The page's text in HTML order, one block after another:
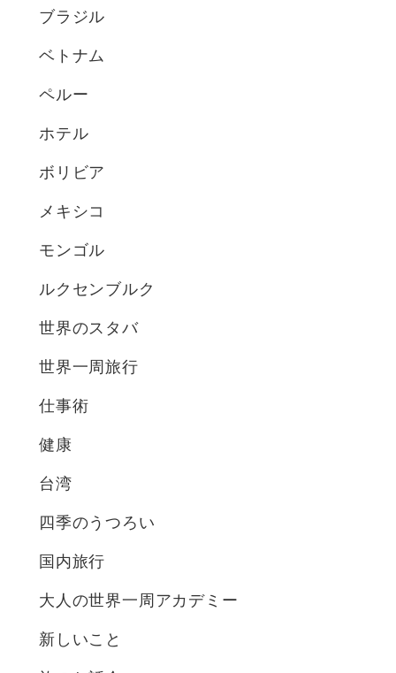
ブラジル
ベトナム
ペルー
ホテル
ボリビア
メキシコ
モンゴル
ルクセンブルク
世界のスタバ
世界一周旅行
仕事術
健康
台湾
四季のうつろい
国内旅行
大人の世界一周アカデミー
新しいこと